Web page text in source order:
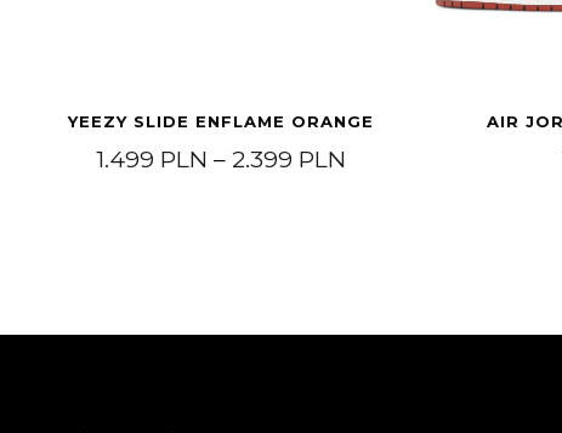
YEEZY SLIDE ENFLAME ORANGE
1.499 PLN – 2.399 PLN Zakres cen: od
AIR